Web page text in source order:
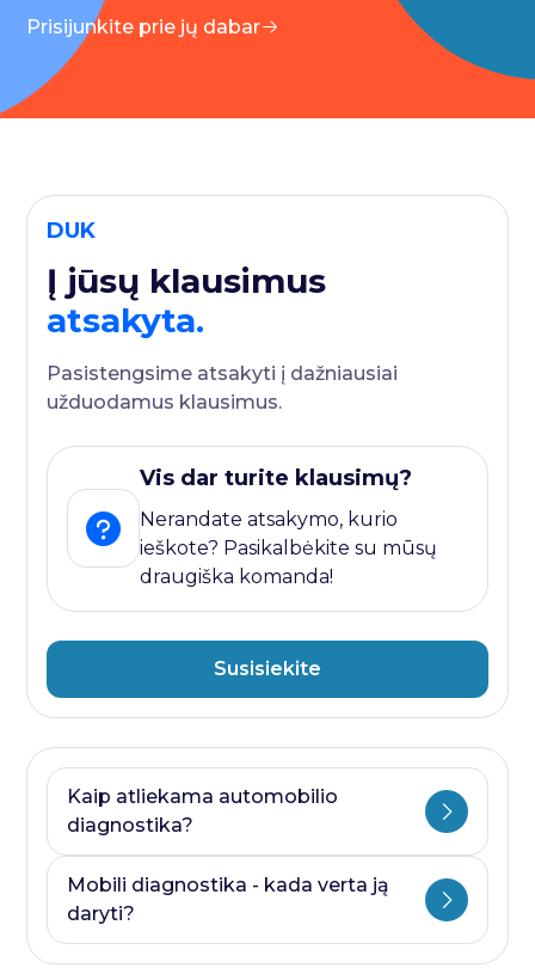
Prisijunkite prie jų dabar
DUK
Į jūsų klausimus
atsakyta.
Pasistengsime atsakyti į dažniausiai
užduodamus klausimus.
Vis dar turite klausimų?
Nerandate atsakymo, kurio
ieškote? Pasikalbėkite su mūsų
draugiška komanda!
Susisiekite
Kaip atliekama automobilio
diagnostika?
Ji visada prasideda nuo kompiuterines
diagnostikos ir baigiasi papildomais
Mobili diagnostika - kada verta ją
daryti?